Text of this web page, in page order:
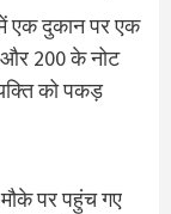
एक दुकान पर एक
और 200 के नोट
को पकड़
पर पहुंच गए